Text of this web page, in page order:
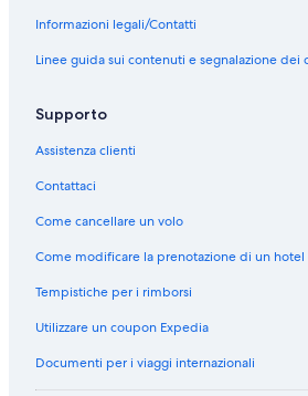
H
Informazioni legali/Contatti
Linee guida sui contenuti e segnalazione dei
Supporto
Assistenza clienti
Contattaci
Come cancellare un volo
Come modificare la prenotazione di un hotel
Tempistiche per i rimborsi
Utilizzare un coupon Expedia
Documenti per i viaggi internazionali